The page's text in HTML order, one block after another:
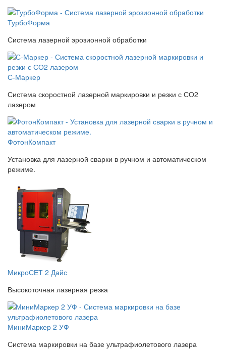
ТурбоФорма
Система лазерной эрозионной обработки
С-Маркер
Система скоростной лазерной маркировки и резки с СО2
лазером
ФотонКомпакт
Установка для лазерной сварки в ручном и автоматическом
режиме.
МикроСЕТ 2 Дайс
Высокоточная лазерная резка
МиниМаркер 2 УФ
Система маркировки на базе ультрафиолетового лазера